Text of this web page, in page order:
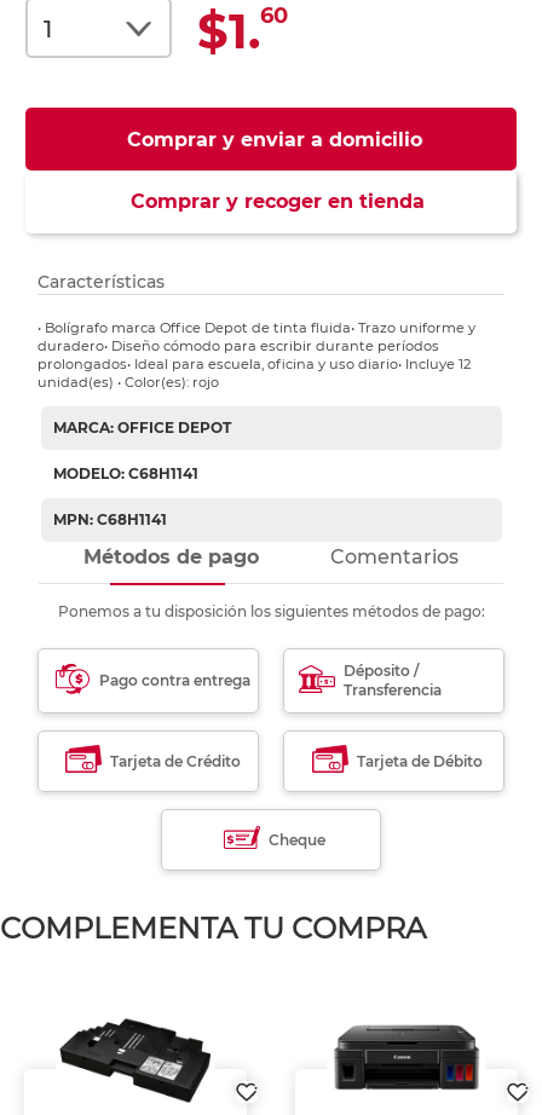
$1.60
Comprar y enviar a domicilio
Comprar y recoger en tienda
Características
• Bolígrafo marca Office Depot de tinta fluida• Trazo uniforme y
duradero• Diseño cómodo para escribir durante períodos
prolongados• Ideal para escuela, oficina y uso diario• Incluye 12
unidad(es) • Color(es): rojo
MARCA: OFFICE DEPOT
MODELO: C68H1141
MPN: C68H1141
Métodos de pago Comentarios
Ponemos a tu disposición los siguientes métodos de pago:
Pago contra entrega
Déposito /
Transferencia
Tarjeta de Crédito Tarjeta de Débito
Cheque
COMPLEMENTA TU COMPRA